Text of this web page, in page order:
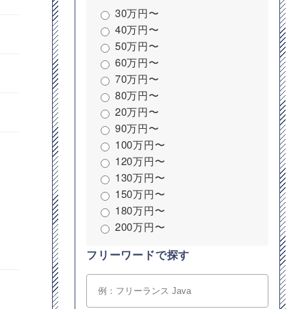
30万円〜
40万円〜
50万円〜
60万円〜
70万円〜
80万円〜
20万円〜
90万円〜
100万円〜
120万円〜
130万円〜
150万円〜
180万円〜
200万円〜
フリーワードで探す